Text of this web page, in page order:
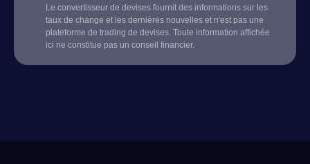
Le convertisseur de devises fournit des informations sur les
taux de change et les dernières nouvelles et n'est pas une
plateforme de trading de devises. Toute information affichée
ici ne constitue pas un conseil financier.